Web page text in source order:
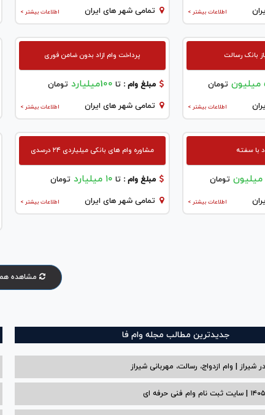
اطلاعات بیشتر > اطلاعات بیشتر > تمامی شهر های ایران
بانک رسالت
تومان
اطلاعات بیشتر >
پرداخت وام ازاد بدون ضامن فوری
مبلغ وام :تا 100میلیارد تومان
اطلاعات بیشتر > تمامی شهر های ایران
با سفته
تومان
اطلاعات بیشتر >
مشاوره وام های بانکی میلیاردی ۲۴ درصدی
مبلغ وام :تا ۱۰ میلیارد تومان
اطلاعات بیشتر > تمامی شهر های ایران
مشاهده
جدیدترین مطالب مجله وام فا
| وام ازدواج، رسالت، مهربانی شیراز